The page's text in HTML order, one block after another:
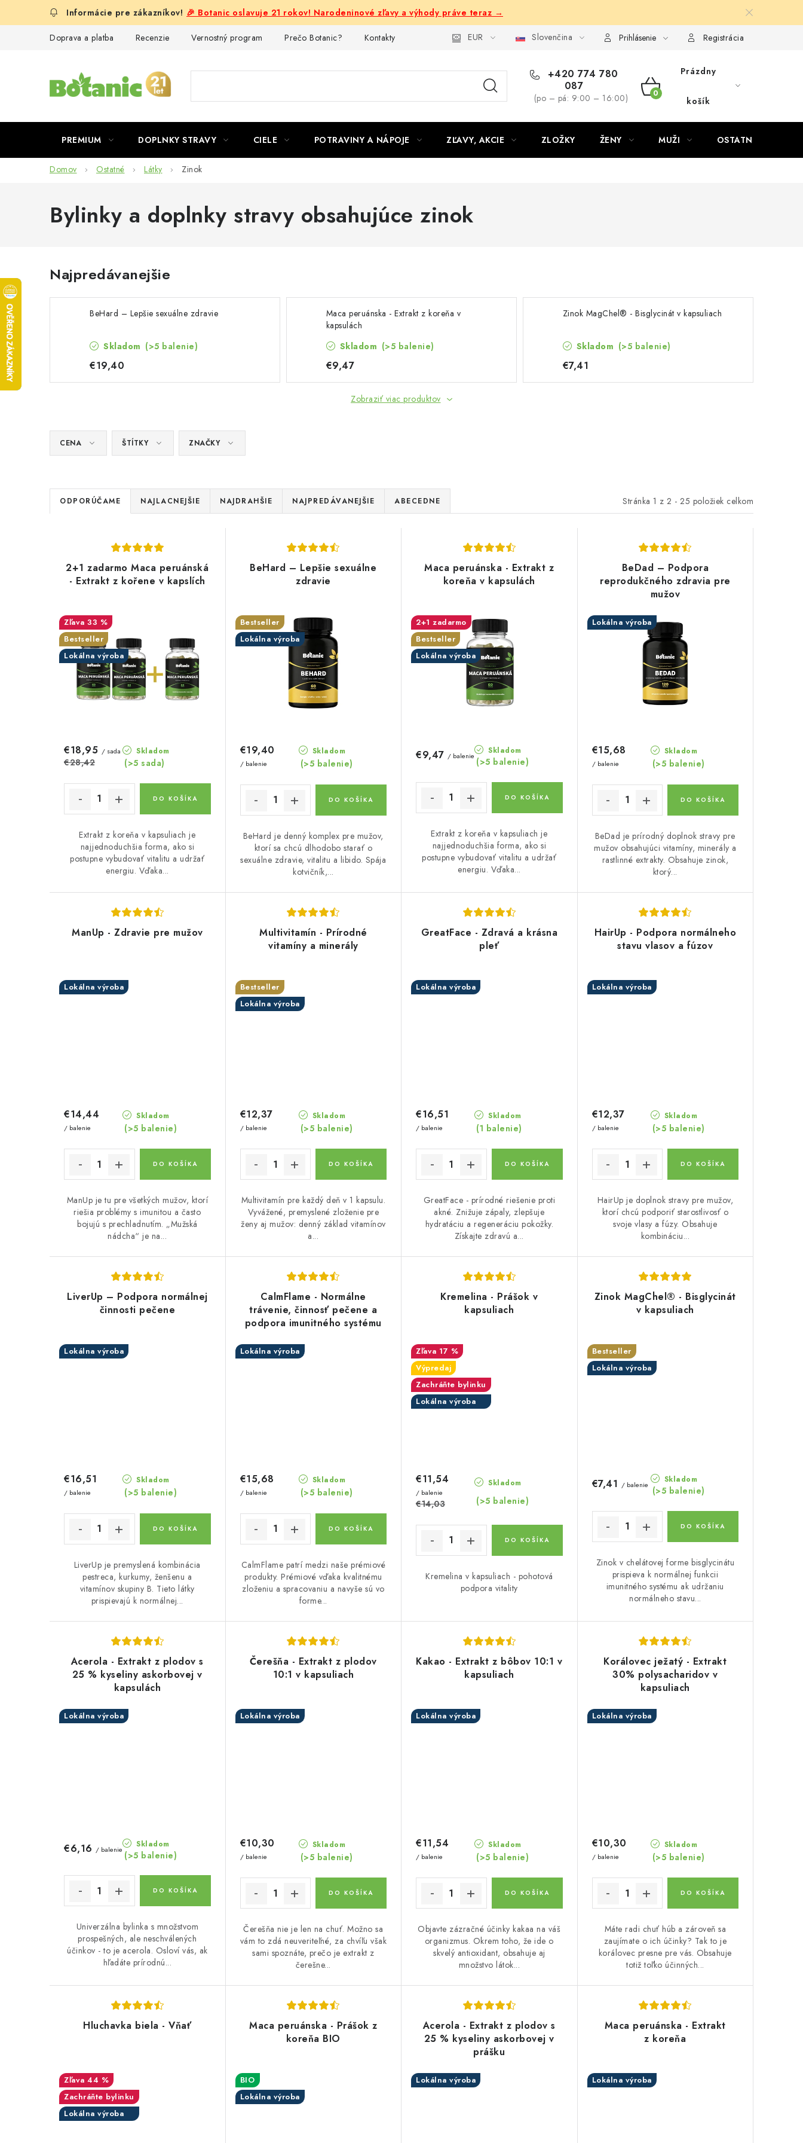
🎉 Botanic oslavuje 21 rokov! Narodeninové zľavy a výhody práve teraz →
Doprava a platba Recenzie Vernostný program Prečo Botanic? Kontakty EUR Slovenčina Prihlásenie Registrácia
+420 774 780
087
(po – pá: 9:00 – 16:00)
NÁKUPNÝ
Prázdny
košík
PREMIUM DOPLNKY STRAVY CIELE POTRAVINY A NÁPOJE ZĽAVY, AKCIE ZLOŽKY ŽENY MUŽI OSTATNÉ
Domov Ostatné Látky Zinok
Bylinky a doplnky stravy obsahujúce zinok
Najpredávanejšie
BeHard – Lepšie sexuálne zdravie
Skladom (>5 balenie)
€19,40
Maca peruánska - Extrakt z koreňa v
kapsulách
Skladom (>5 balenie)
€9,47
Zinok MagChel® - Bisglycinát v kapsuliach
Skladom (>5 balenie)
€7,41
Zobraziť viac produktov
CENA ŠTÍTKY ZNAČKY
Stránka 1 z 2 - 25 položiek celkom
R
a
e
p
ODPORÚČAME NAJLACNEJŠIE NAJDRAHŠIE NAJPREDÁVANEJŠIE ABECEDNE
p
2+1 zadarmo Maca peruánská
- Extrakt z kořene v kapslích
33 %
Bestseller
Lokálna výroba
Skladom
(>5 sada)
€18,95 / sada
€28,42
DO KOŠÍKA
Extrakt z koreňa v kapsuliach je
najjednoduchšia forma, ako si
postupne vybudovať vitalitu a udržať
energiu. Vďaka...
BeHard – Lepšie sexuálne
zdravie
Bestseller
Lokálna výroba
Skladom
(>5 balenie)
€19,40
/ balenie
DO KOŠÍKA
BeHard je denný komplex pre mužov,
ktorí sa chcú dlhodobo starať o
sexuálne zdravie, vitalitu a libido. Spája
kotvičník,...
Maca peruánska - Extrakt z
koreňa v kapsulách
2+1 zadarmo
Bestseller
Lokálna výroba
Skladom
(>5 balenie)
€9,47 / balenie
DO KOŠÍKA
Extrakt z koreňa v kapsuliach je
najjednoduchšia forma, ako si
postupne vybudovať vitalitu a udržať
energiu. Vďaka...
BeDad – Podpora
reprodukčného zdravia pre
mužov
Lokálna výroba
Skladom
(>5 balenie)
€15,68
/ balenie
DO KOŠÍKA
BeDad je prírodný doplnok stravy pre
mužov obsahujúci vitamíny, minerály a
rastlinné extrakty. Obsahuje zinok,
ktorý...
ManUp - Zdravie pre mužov
Lokálna výroba
Skladom
(>5 balenie)
€14,44
/ balenie
DO KOŠÍKA
ManUp je tu pre všetkých mužov, ktorí
riešia problémy s imunitou a často
bojujú s prechladnutím. „Mužská
nádcha“ je na...
Multivitamín - Prírodné
vitamíny a minerály
Bestseller
Lokálna výroba
Skladom
(>5 balenie)
€12,37
/ balenie
DO KOŠÍKA
Multivitamín pre každý deň v 1 kapsulu.
Vyvážené, premyslené zloženie pre
ženy aj mužov: denný základ vitamínov
a...
GreatFace - Zdravá a krásna
pleť
Lokálna výroba
Skladom
(1 balenie)
€16,51
/ balenie
DO KOŠÍKA
GreatFace - prírodné riešenie proti
akné. Znižuje zápaly, zlepšuje
hydratáciu a regeneráciu pokožky.
Získajte zdravú a...
HairUp - Podpora normálneho
stavu vlasov a fúzov
Lokálna výroba
Skladom
(>5 balenie)
€12,37
/ balenie
DO KOŠÍKA
HairUp je doplnok stravy pre mužov,
ktorí chcú podporiť starostlivosť o
svoje vlasy a fúzy. Obsahuje
kombináciu...
LiverUp – Podpora normálnej
činnosti pečene
Lokálna výroba
Skladom
(>5 balenie)
€16,51
/ balenie
DO KOŠÍKA
LiverUp je premyslená kombinácia
pestreca, kurkumy, ženšenu a
vitamínov skupiny B. Tieto látky
prispievajú k normálnej...
CalmFlame - Normálne
trávenie, činnosť pečene a
podpora imunitného systému
Lokálna výroba
Skladom
(>5 balenie)
€15,68
/ balenie
DO KOŠÍKA
CalmFlame patrí medzi naše prémiové
produkty. Prémiové vďaka kvalitnému
zloženiu a spracovaniu a navyše sú vo
forme...
Kremelina - Prášok v
kapsuliach
17 %
Výpredaj
Zachráňte bylinku
Lokálna výroba
Skladom
(>5 balenie)
€11,54
/ balenie
€14,03
DO KOŠÍKA
Kremelina v kapsuliach - pohotová
podpora vitality
Zinok MagChel® - Bisglycinát
v kapsuliach
Bestseller
Lokálna výroba
Skladom
(>5 balenie)
€7,41 / balenie
DO KOŠÍKA
Zinok v chelátovej forme bisglycinátu
prispieva k normálnej funkcii
imunitného systému ak udržaniu
normálneho stavu...
Acerola - Extrakt z plodov s
25 % kyseliny askorbovej v
kapsulách
Lokálna výroba
Skladom
(>5 balenie)
€6,16 / balenie
DO KOŠÍKA
Univerzálna bylinka s množstvom
prospešných, ale neschválených
účinkov - to je acerola. Osloví vás, ak
hľadáte prírodnú...
Čerešňa - Extrakt z plodov
10:1 v kapsuliach
Lokálna výroba
Skladom
(>5 balenie)
€10,30
/ balenie
DO KOŠÍKA
Čerešňa nie je len na chuť. Možno sa
vám to zdá neuveriteľné, za chvíľu však
sami spoznáte, prečo je extrakt z
čerešne...
Kakao - Extrakt z bôbov 10:1 v
kapsuliach
Lokálna výroba
Skladom
(>5 balenie)
€11,54
/ balenie
DO KOŠÍKA
Objavte zázračné účinky kakaa na váš
organizmus. Okrem toho, že ide o
skvelý antioxidant, obsahuje aj
množstvo látok...
Korálovec ježatý - Extrakt
30% polysacharidov v
kapsuliach
Lokálna výroba
Skladom
(>5 balenie)
€10,30
/ balenie
DO KOŠÍKA
Máte radi chuť húb a zároveň sa
zaujímate o ich účinky? Tak to je
korálovec presne pre vás. Obsahuje
totiž toľko účinných...
Hluchavka biela - Vňať
44 %
Zachráňte bylinku
Lokálna výroba
Maca peruánska - Prášok z
koreňa BIO
BIO
Lokálna výroba
Acerola - Extrakt z plodov s
25 % kyseliny askorbovej v
prášku
Lokálna výroba
Maca peruánska - Extrakt
z koreňa
Lokálna výroba